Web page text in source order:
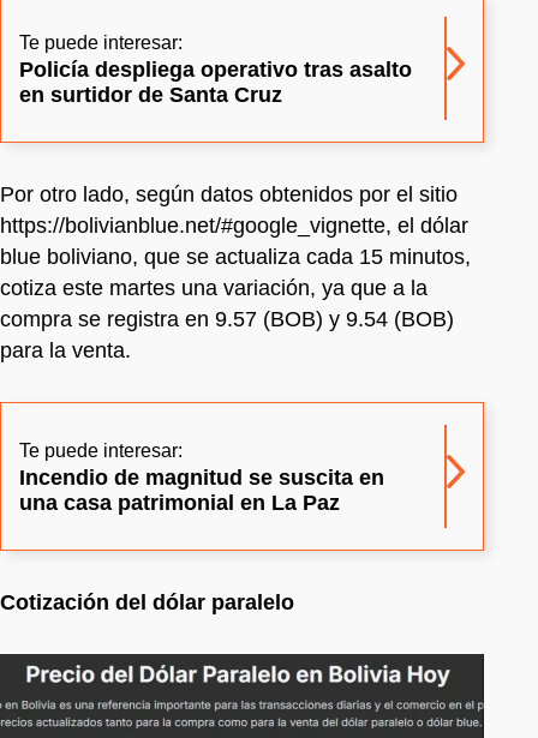
Te puede interesar:
Policía despliega operativo tras asalto
en surtidor de Santa Cruz
Por otro lado, según datos obtenidos por el sitio
https://bolivianblue.net/#google_vignette, el dólar
blue boliviano, que se actualiza cada 15 minutos,
cotiza este martes una variación, ya que a la
compra se registra en 9.57 (BOB) y 9.54 (BOB)
para la venta.
Te puede interesar:
Incendio de magnitud se suscita en
una casa patrimonial en La Paz
Cotización del dólar paralelo